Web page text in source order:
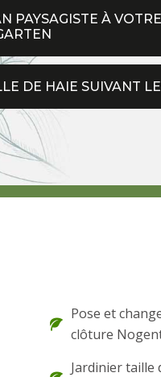
PAYSAGISTE À
DE HAIE SUIVANT
Pose et
clôture
Jardinier taille